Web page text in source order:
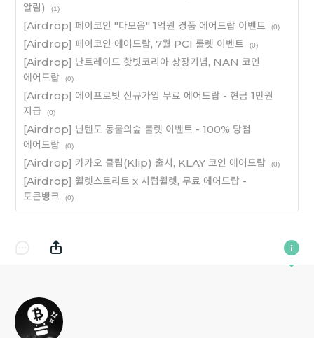
알림)
(1)
[Airdrop] 페이코인 "다모음" 1억원 경품 에어드랍 이벤트 (0)
[Airdrop] 페이코인 에어드랍, 7월 PCI 룰렛 이벤트 (0)
[Airdrop] 난트레이드 핫빗코리아 상장기념, NAN 코인
에어드랍
(0)
[Airdrop] 에이프로빗 신규가입 무료 에어드랍 - 현금 1만원
지급
(0)
[Airdrop] 닌텐도 동물의숲 룰렛 이벤트 - 100% 당첨
에어드랍
(0)
[Airdrop] 카카오 클립(Klip) 출시, KLAY 코인 에어드랍 (0)
[Airdrop] 월렛스트리트 x 시럽월렛, 무료 에어드랍 -
토큰뱅크
(0)